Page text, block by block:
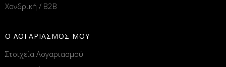
Χονδρική / B2B
Ο ΛΟΓΑΡΙΑΣΜΟΣ ΜΟΥ
Στοιχεία Λογαριασμού